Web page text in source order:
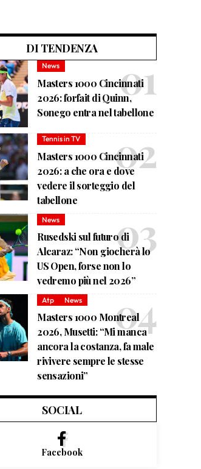
DI TENDENZA
News
Masters 1000 Cincinnati
2026: forfait di Quinn,
Sonego entra nel tabellone
Tennis in TV
Masters 1000 Cincinnati
2026: a che ora e dove
vedere il sorteggio del
tabellone
News
Rusedski sul futuro di
Alcaraz: “Non giocherà lo
US Open, forse non lo
vedremo più nel 2026”
Atp News
Masters 1000 Montreal
2026, Musetti: “Mi manca
ancora la costanza, fa male
rivivere sempre le stesse
sensazioni”
SOCIAL
Facebook